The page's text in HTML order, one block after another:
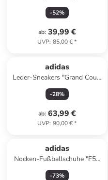
Adicolor Satin" in Dunkelblau
-52%
ab: 39,99 €
UVP: 85,00 €*
adidas
Leder-Sneakers "Grand Court
Alpha 00s" in Grün
-28%
ab: 63,99 €
UVP: 90,00 €*
adidas
Nocken-Fußballschuhe "F50
Elite FG" in Weiß
-73%